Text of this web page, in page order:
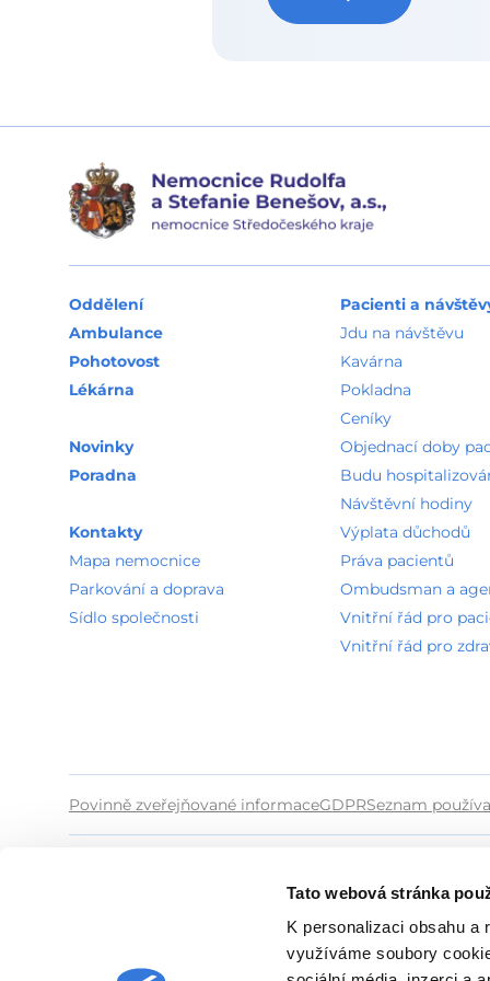
Tato webová stránka
K personalizaci obsahu
využíváme soubory
Oddělení
Ambulance
Pohotovost
Lékárna
Novinky
Poradna
Kontakty
Mapa nemocnice
Parkování a doprava
Sídlo společnosti
Pacienti a
Jdu na návštěvu
Kavárna
Pokladna
Ceníky
Objednací doby
Budu
Návštěvní hodiny
Výplata důchodů
Práva pacientů
Ombudsman a
Vnitřní řád pro
Vnitřní řád pro
Povinně zveřejňované informaceGDPRSeznam